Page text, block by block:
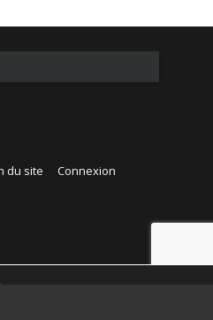
du site Connexion